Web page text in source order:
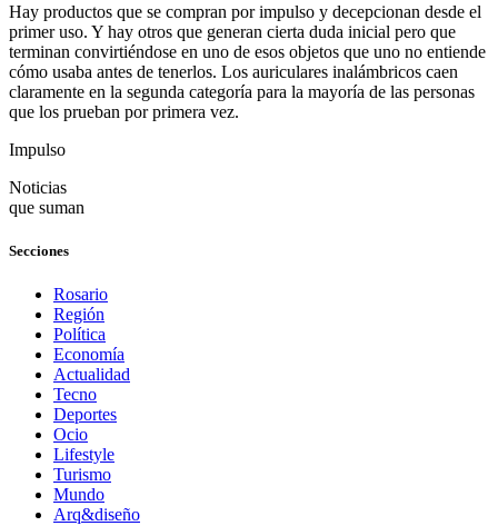
Hay productos que se compran por impulso y decepcionan desde el
primer uso. Y hay otros que generan cierta duda inicial pero que
terminan convirtiéndose en uno de esos objetos que uno no entiende
cómo usaba antes de tenerlos. Los auriculares inalámbricos caen
claramente en la segunda categoría para la mayoría de las personas
que los prueban por primera vez.
Impulso
Noticias
que suman
Secciones
Rosario
Región
Política
Economía
Actualidad
Tecno
Deportes
Ocio
Lifestyle
Turismo
Mundo
Arq&diseño